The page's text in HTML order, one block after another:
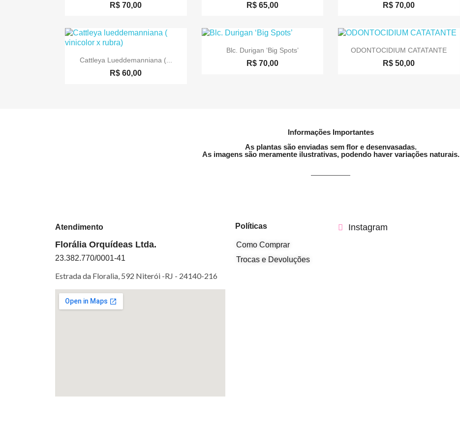
R$ 70,00 R$ 65,00 R$ 70,00
 Visualização rápida
Cattleya Lueddemanniana (...
R$ 60,00
 Visualização rápida
Blc. Durigan ‘Big Spots’
R$ 70,00
 Visualização rápida
ODONTOCIDIUM CATATANTE
R$ 50,00
Informações Importantes
As plantas são enviadas sem flor e desenvasadas.
As imagens são meramente ilustrativas, podendo haver variações naturais.
Atendimento
Florália Orquídeas Ltda.
23.382.770/0001-41
Estrada da Floralia, 592 Niterói -RJ - 24140-216
Políticas
Como Comprar
Trocas e Devoluções
Instagram